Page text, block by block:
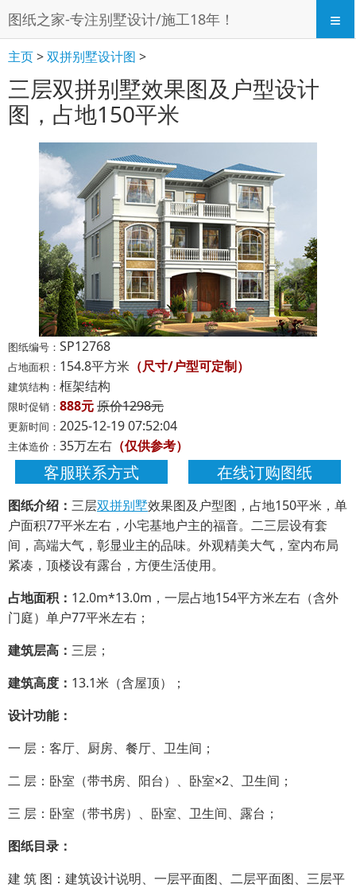
图纸之家-专注别墅设计/施工18年！ ≡
主页>双拼别墅设计图 >
三层双拼别墅效果图及户型设计
图，占地150平米
图纸编号： SP12768
占地面积： 154.8平方米 （尺寸/户型可定制）
建筑结构： 框架结构
限时促销： 888元原价1298元
更新时间： 2025-12-19 07:52:04
主体造价： 35万左右 （仅供参考）
客服联系方式 在线订购图纸
图纸介绍： 三层双拼别墅效果图及户型图，占地150平米，单
户面积77平米左右，小宅基地户主的福音。二三层设有套
间，高端大气，彰显业主的品味。外观精美大气，室内布局
紧凑，顶楼设有露台，方便生活使用。
占地面积： 12.0m*13.0m，一层占地154平方米左右（含外
门庭）单户77平米左右；
建筑层高： 三层；
建筑高度： 13.1米（含屋顶）；
设计功能：
一 层：客厅、厨房、餐厅、卫生间；
二 层：卧室（带书房、阳台）、卧室×2、卫生间；
三 层：卧室（带书房）、卧室、卫生间、露台；
图纸目录：
建 筑 图：建筑设计说明、一层平面图、二层平面图、三层平